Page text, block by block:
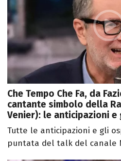
Che Tempo Che Fa, da
cantante simbolo della
Venier): le anticipazioni
Tutte le anticipazioni e gli
puntata del talk del canale